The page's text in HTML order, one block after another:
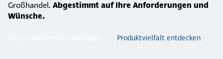
Großhandel. Abgestimmt auf Ihre Anforderungen und
Wünsche.
Produkt­viel­falt entdecken